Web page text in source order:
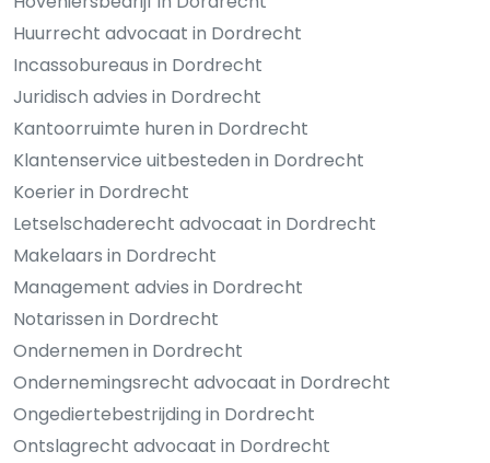
Huurrecht advocaat in Dordrecht
Incassobureaus in Dordrecht
Juridisch advies in Dordrecht
Kantoorruimte huren in Dordrecht
Klantenservice uitbesteden in Dordrecht
Koerier in Dordrecht
Letselschaderecht advocaat in Dordrecht
Makelaars in Dordrecht
Management advies in Dordrecht
Notarissen in Dordrecht
Ondernemen in Dordrecht
Ondernemingsrecht advocaat in Dordrecht
Ongediertebestrijding in Dordrecht
Ontslagrecht advocaat in Dordrecht